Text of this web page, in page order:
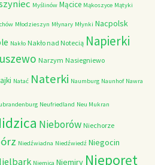
Myślinów Mącice Mąkoszyce Mątyki
Młodzieszyn Młynary Młynki Nacpolsk
Nakło Nakło nad Notecią Napierki
Narzym Nasiegniewo
Natać Naterki Naumburg Naunhof Nawra
Neufriedland Neu Mukran
Nieborów Niechorze
Niedźwiadna Niedźwiedź Niegocin
Niemica Niemiry Nieporęt